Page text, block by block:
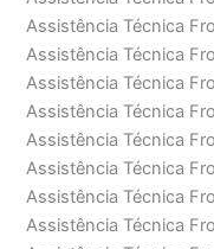
Assistência Técnica
Assistência Técnica
Assistência Técnica
Assistência Técnica
Assistência Técnica
Assistência Técnica
Assistência Técnica
Assistência Técnica